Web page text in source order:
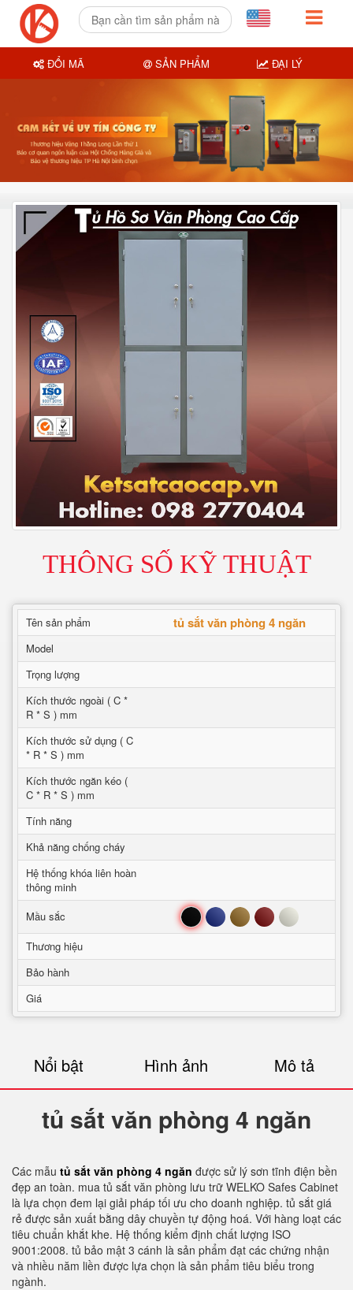
THÔNG SỐ KỸ THUẬT
Tên sản phẩm tủ sắt văn phòng 4 ngăn
Model
Trọng lượng
Kích thước ngoài ( C *
R * S ) mm
Kích thước sử dụng ( C
* R * S ) mm
Kích thước ngăn kéo (
C * R * S ) mm
Tính năng
Khả năng chống cháy
Hệ thống khóa liên hoàn
thông minh
Mầu sắc
Đen Xanh Nâu Đỏ Trắng
Thương hiệu
Bảo hành
Giá
Nổi bật Hình ảnh Mô tả
tủ sắt văn phòng 4 ngăn
Các mẫu tủ sắt văn phòng 4 ngăn được sử lý sơn tĩnh điện bền
đẹp an toàn. mua tủ sắt văn phòng lưu trữ WELKO Safes Cabinet
là lựa chọn đem lại giải pháp tối ưu cho doanh nghiệp. tủ sắt giá
rẻ được sản xuất bằng dây chuyền tự động hoá. Với hàng loạt các
tiêu chuẩn khắt khe. Hệ thống kiểm định chất lượng ISO
9001:2008. tủ bảo mật 3 cánh là sản phẩm đạt các chứng nhận
và nhiều năm liền được lựa chọn là sản phẩm tiêu biểu trong
ngành.
ĐỔI MÃ SẢN PHẨM ĐẠI LÝ